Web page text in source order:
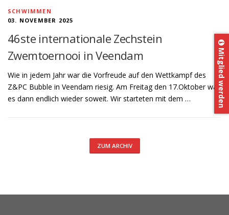
SCHWIMMEN
03. NOVEMBER 2025
46ste internationale Zechstein
Zwemtoernooi in Veendam
Wie in jedem Jahr war die Vorfreude auf den Wettkampf des
Z&PC Bubble in Veendam riesig. Am Freitag den 17.Oktober war
es dann endlich wieder soweit. Wir starteten mit dem …
ZUM ARCHIV
Mitglied werden